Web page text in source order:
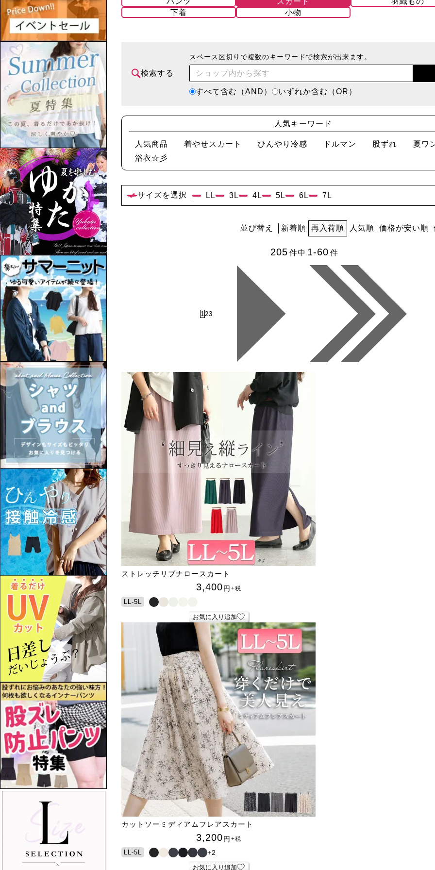
下着
小物
スペース区切りで複数のキーワードで検索が出来ます。
検索する
すべて含む（AND） いずれか含む（OR）
人気キーワード
人気商品 着やせスカート ひんやり冷感 ドルマン 股ずれ
夏ワ
浴衣☆彡
サイズを選択 LL 3L 4L 5L 6L 7L
並び替え 新着順 再入荷順 人気順 価格が安い順
205 件中 1-60 件
1 23
ストレッチリブナロースカート
3,400円 +税
LL-5L
お気に入り追加
カットソーミディアムフレアスカート
3,200円 +税
LL-5L +2
お気に入り追加